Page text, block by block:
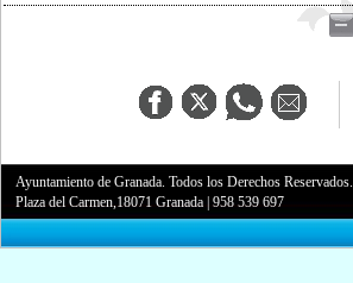
Ayuntamiento de Granada. Todos los Derechos Reservados.
Plaza del Carmen,18071 Granada |958 539 697